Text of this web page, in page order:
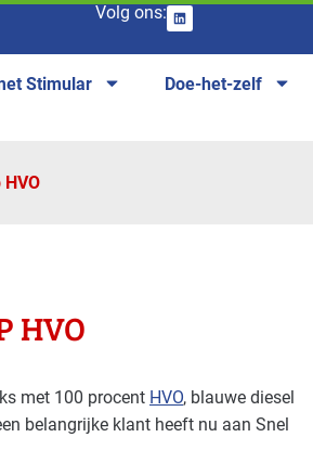
Volg ons:
Stimular Doe-het-zelf
HVO
met 100 procent HVO, blauwe diesel
belangrijke klant heeft nu aan Snel